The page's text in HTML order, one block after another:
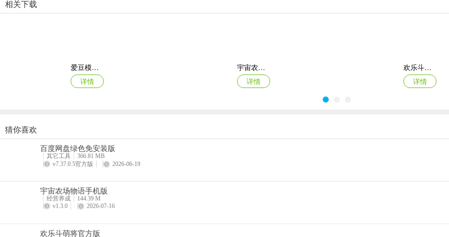
相关下载
爱豆模拟器
详情
宇宙农场物语手机版
详情
欢乐斗萌将官方版
详情
珍珠奶茶革命
详情
烹饪环游记
王座守护者
猜你喜欢
百度网盘绿色免安装版
其它工具
366.81 MB
v7.37.0.5官方版
2026-06-19
宇宙农场物语手机版
经营养成
144.39 M
v1.3.0
2026-07-16
欢乐斗萌将官方版